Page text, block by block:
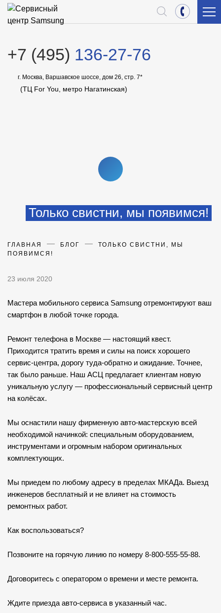
+7 (495) 136-27-76
г. Москва, Варшавское шоссе, дом 26, стр. 7*
(ТЦ For You, метро Нагатинская)
ВИДЕО
Только свистни, мы появимся!
ГЛАВНАЯ БЛОГ
ТОЛЬКО СВИСТНИ, МЫ
ПОЯВИМСЯ!
23 июля 2020
Мастера мобильного сервиса Samsung отремонтируют ваш
смартфон в любой точке города.
Ремонт телефона в Москве — настоящий квест.
Приходится тратить время и силы на поиск хорошего
сервис-центра, дорогу туда-обратно и ожидание. Точнее,
так было раньше. Наш АСЦ предлагает клиентам новую
уникальную услугу — профессиональный сервисный центр
на колёсах.
Мы оснастили нашу фирменную авто-мастерскую всей
необходимой начинкой: специальным оборудованием,
инструментами и огромным набором оригинальных
комплектующих.
Мы приедем по любому адресу в пределах МКАДа. Выезд
инженеров бесплатный и не влияет на стоимость
ремонтных работ.
Как воспользоваться?
Позвоните на горячую линию по номеру 8-800-555-55-88.
Договоритесь с оператором о времени и месте ремонта.
Ждите приезда авто-сервиса в указанный час.